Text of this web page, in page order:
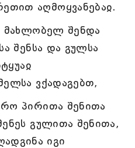
აღმოყვანებაჲ.
მახლობელ შენდა
შენსა და გულსა
ვქადაგებთ,
პირითა შენითა
გულითა შენითა,
იგი